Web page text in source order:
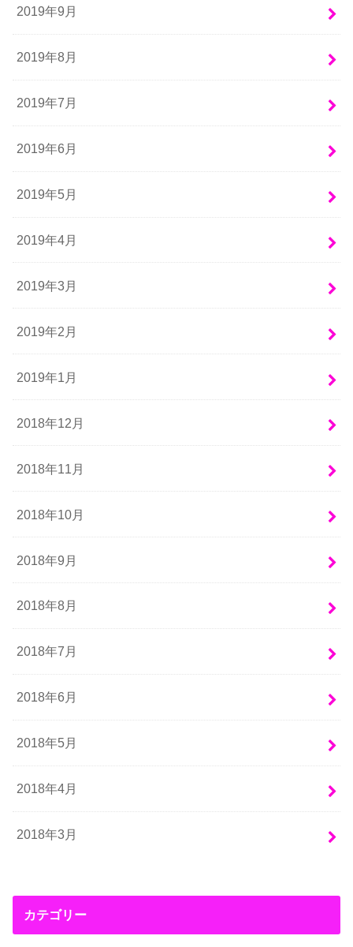
2019年9月
2019年8月
2019年7月
2019年6月
2019年5月
2019年4月
2019年3月
2019年2月
2019年1月
2018年12月
2018年11月
2018年10月
2018年9月
2018年8月
2018年7月
2018年6月
2018年5月
2018年4月
2018年3月
カテゴリー